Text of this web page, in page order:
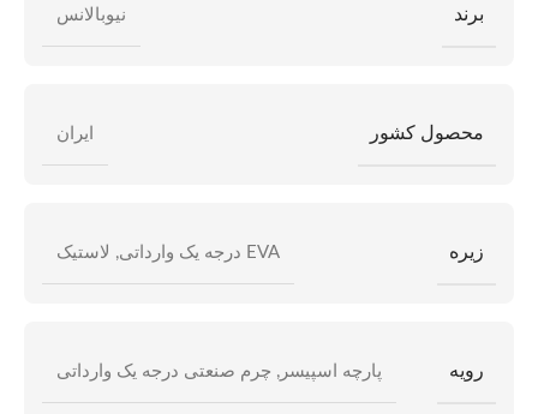
برند نیوبالانس
محصول کشور ایران
زیره EVA درجه یک وارداتی , لاستیک
رویه پارچه اسپیسر , چرم صنعتی درجه یک وارداتی